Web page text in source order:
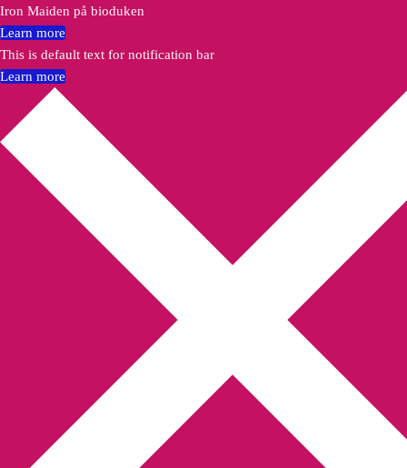
Iron Maiden på bioduken
Learn more
This is default text for notification bar
Learn more